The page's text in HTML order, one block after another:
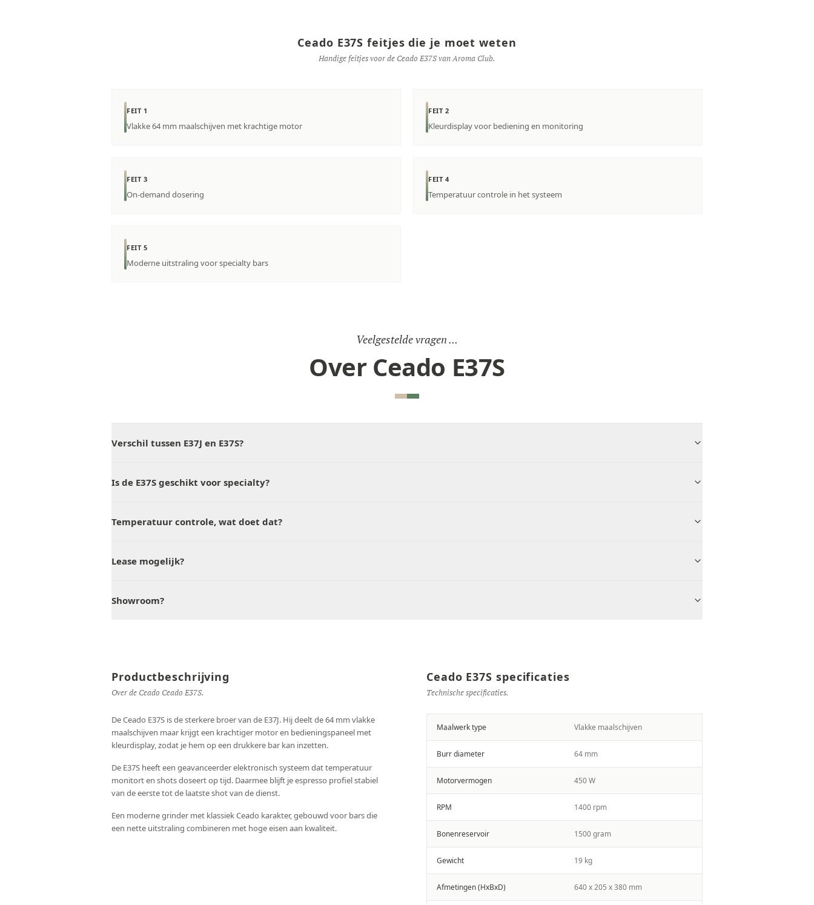
Ceado E37S feitjes die je moet weten
Handige feitjes voor de Ceado E37S van Aroma Club.
FEIT 1
Vlakke 64 mm maalschijven met krachtige motor
FEIT 2
Kleurdisplay voor bediening en monitoring
FEIT 3
On-demand dosering
FEIT 4
Temperatuur controle in het systeem
FEIT 5
Moderne uitstraling voor specialty bars
Veelgestelde vragen ...
Over Ceado E37S
Verschil tussen E37J en E37S?
Is de E37S geschikt voor specialty?
Temperatuur controle, wat doet dat?
Lease mogelijk?
Showroom?
Productbeschrijving
Over de Ceado Ceado E37S.
De Ceado E37S is de sterkere broer van de E37J. Hij deelt de 64 mm vlakke
maalschijven maar krijgt een krachtiger motor en bedieningspaneel met
kleurdisplay, zodat je hem op een drukkere bar kan inzetten.
De E37S heeft een geavanceerder elektronisch systeem dat temperatuur
monitort en shots doseert op tijd. Daarmee blijft je espresso profiel stabiel
van de eerste tot de laatste shot van de dienst.
Een moderne grinder met klassiek Ceado karakter, gebouwd voor bars die
een nette uitstraling combineren met hoge eisen aan kwaliteit.
Ceado E37S specificaties
Technische specificaties.
Maalwerk type Vlakke maalschijven
Burr diameter 64 mm
Motorvermogen 450 W
RPM 1400 rpm
Bonenreservoir 1500 gram
Gewicht 19 kg
Afmetingen (HxBxD) 640 x 205 x 380 mm